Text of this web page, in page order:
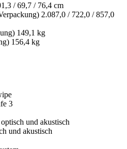
/ 69,7 / 76,4 cm
2.087,0 / 722,0 / 857,0
149,1 kg
156,4 kg
3
und akustisch
und akustisch